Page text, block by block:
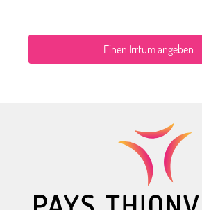
Einen Irrtum angeben